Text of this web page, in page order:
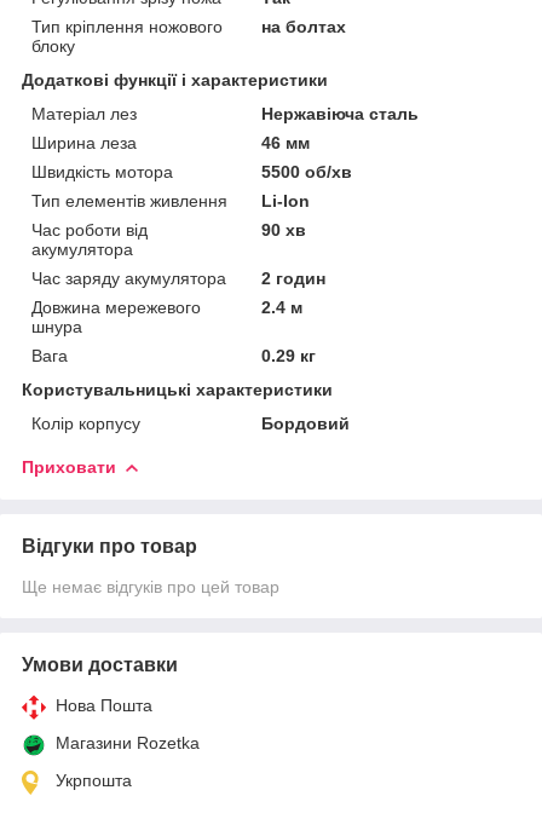
Тип кріплення ножового
блоку
на болтах
Додаткові функції і характеристики
Матеріал лез
Нержавіюча сталь
Ширина леза
46 мм
Швидкість мотора
5500 об/хв
Тип елементів живлення
Li-Ion
Час роботи від
акумулятора
90 хв
Час заряду акумулятора
2 годин
Довжина мережевого
шнура
2.4 м
Вага
0.29 кг
Користувальницькі характеристики
Колір корпусу
Бордовий
Приховати
Відгуки про товар
Ще немає відгуків про цей товар
Умови доставки
Нова Пошта
Магазини Rozetka
Укрпошта